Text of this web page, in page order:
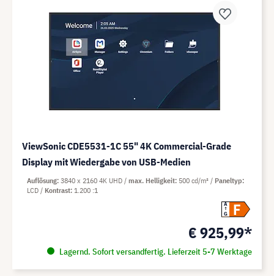
ViewSonic CDE5531-1C 55" 4K Commercial-Grade
Display mit Wiedergabe von USB-Medien
A
G
F
€ 925,99*
Lagernd. Sofort versandfertig. Lieferzeit 5-7 Werktage
Auflösung 3840 x 2160 4K UHD max. Helligkeit 500 cd/m²
Paneltyp
LCD
Kontrast 1.200 :1